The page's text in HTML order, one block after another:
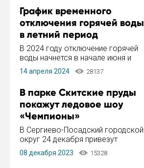
Пахомов.
График временного
отключения горячей воды
в летний период
В 2024 году отключение горячей
воды начнется в начале июня и
завершится в конце августа.
Период отключения составит не
14 апреля 2024 28137
В парке Скитские пруды
покажут ледовое шоу
«Чемпионы»
В Сергиево-Посадский городской
округ 24 декабря привезут
ледовый тур «Чемпионы»
заслуженного мастера спорта,
08 декабря 2023 15328